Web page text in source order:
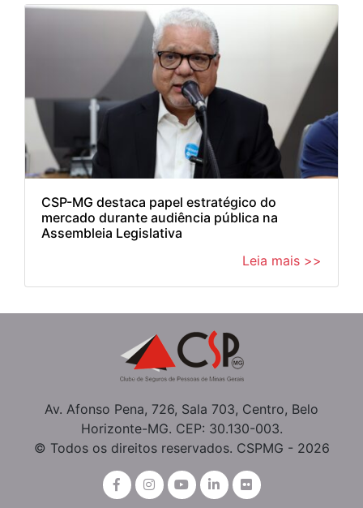
CSP-MG destaca papel estratégico do
mercado durante audiência pública na
Assembleia Legislativa
Leia mais >>
Av. Afonso Pena, 726, Sala 703, Centro, Belo
Horizonte-MG. CEP: 30.130-003.
© Todos os direitos reservados. CSPMG - 2026